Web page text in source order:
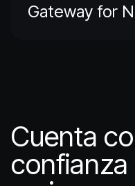
Gateway for
Cuenta
confianza